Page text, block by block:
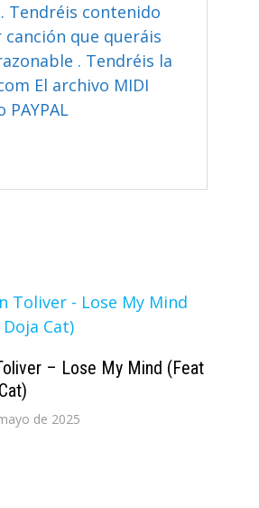
Tendréis contenido
que queráis
. Tendréis la
El archivo MIDI
– Lose My Mind (feat
de 2025